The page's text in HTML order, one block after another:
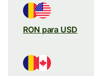
RON para USD